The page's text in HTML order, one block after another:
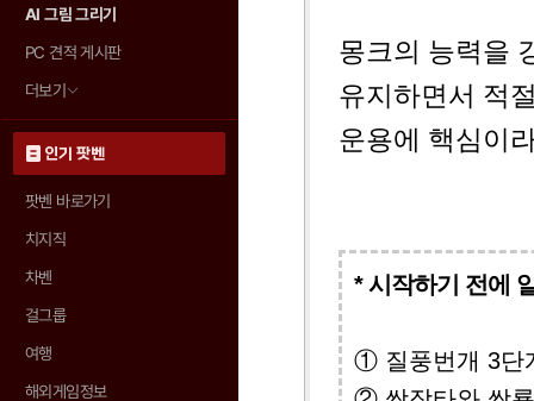
AI 그림 그리기
PC 견적 게시판
더보기
인기 팟벤
팟벤 바로가기
치지직
차벤
걸그룹
여행
해외게임정보
몽크의 능력을
유지하면서 적
운용에 핵심이
* 시작하기 전에
① 질풍번개 3단